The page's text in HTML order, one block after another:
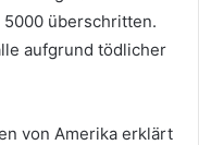
5000 überschritten.
aufgrund tödlicher
von Amerika erklärt